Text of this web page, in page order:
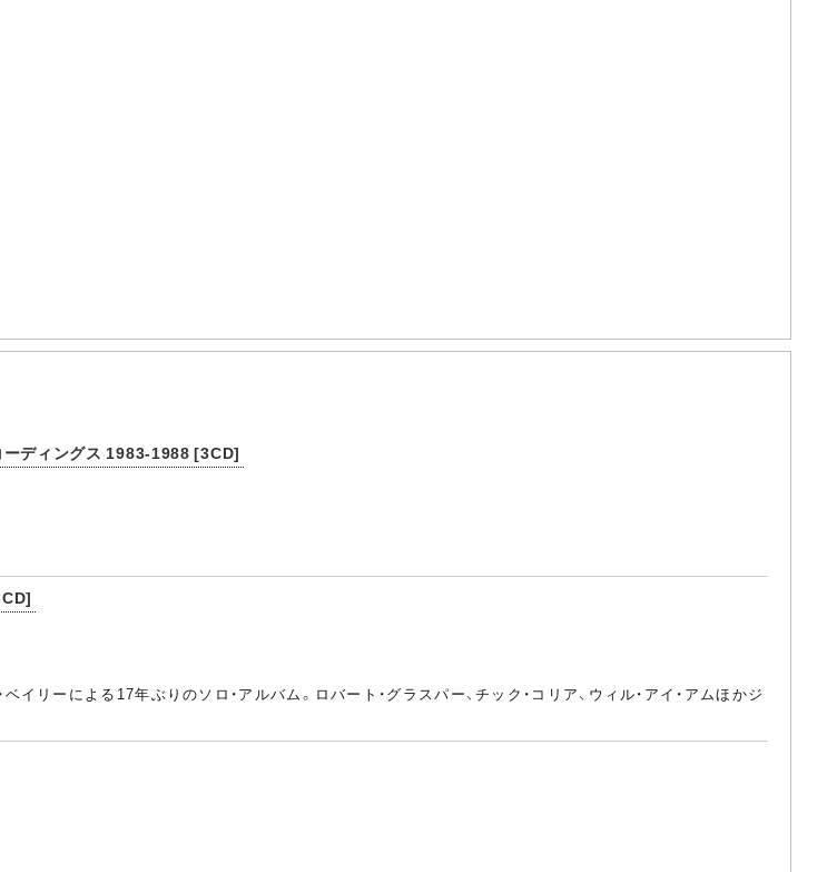
ーディングス 1983-1988 [3CD]
リーによる17年ぶりのソロ・アルバム。ロバート・グラスパー、チック・コリア、ウィル・アイ・アムほかジ